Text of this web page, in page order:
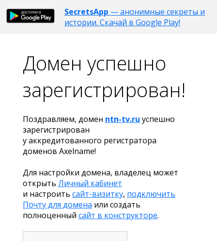
SecretsApp — анонимные секреты и
истории. Скачай в Google Play!
Домен успешно
зарегистрирован!
Поздравляем, домен ntn-tv.ru успешно
зарегистрирован
у аккредитованного регистратора
доменов Axelname!
Для настройки домена, владелец может
открыть Личный кабинет
и настроить сайт-визитку, подключить
Почту для домена или создать
полноценный сайт в конструкторе.